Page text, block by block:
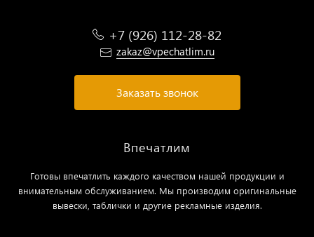
+7 (926) 112-28-82
zakaz@vpechatlim.ru
Заказать звонок
Впечатлим
Готовы впечатлить каждого качеством нашей продукции и
внимательным обслуживанием. Мы производим оригинальные
вывески, таблички и другие рекламные изделия.